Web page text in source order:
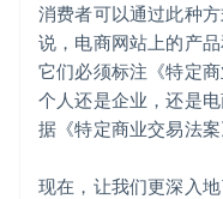
消费者可以通过此种
说，电商网站上的产
它们必须标注《特定
个人还是企业，还是
据《特定商业交易法
现在，让我们更深入